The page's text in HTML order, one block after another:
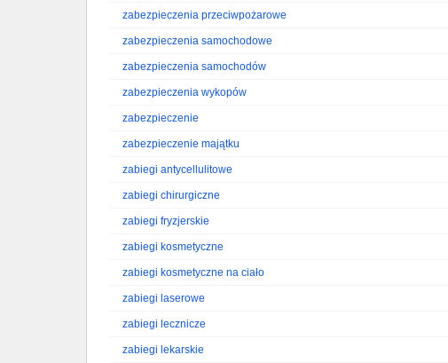
zabezpieczenia przeciwpożarowe
zabezpieczenia samochodowe
zabezpieczenia samochodów
zabezpieczenia wykopów
zabezpieczenie
zabezpieczenie majątku
zabiegi antycellulitowe
zabiegi chirurgiczne
zabiegi fryzjerskie
zabiegi kosmetyczne
zabiegi kosmetyczne na ciało
zabiegi laserowe
zabiegi lecznicze
zabiegi lekarskie